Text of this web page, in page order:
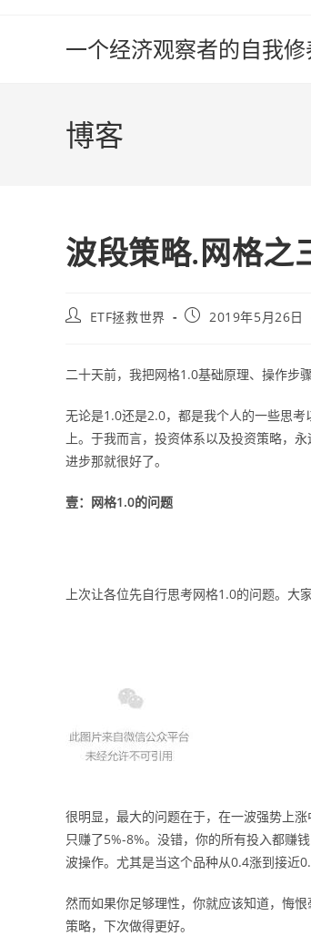
一个经济观察者的自我修
博客
波段策略.网格之
PostETF拯救世界
Post2019年5月26日
二十天前，我把网格1.0基础原理、操作步
无论是1.0还是2.0，都是我个人的一些思
上。于我而言，投资体系以及投资策略，
进步那就很好了。
壹：网格1.0的问题
上次让各位先自行思考网格1.0的问题。大
很明显，最大的问题在于，在一波强势上
只赚了5%-8%。没错，你的所有投入都赚
波操作。尤其是当这个品种从0.4涨到接近
然而如果你足够理性，你就应该知道，悔
策略，下次做得更好。